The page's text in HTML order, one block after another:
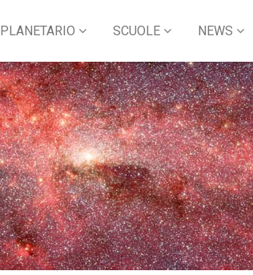
PLANETARIO SCUOLE NEWS